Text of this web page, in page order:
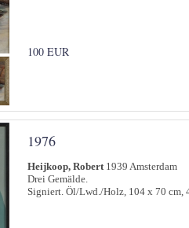
100 EUR
1976
Heijkoop, Robert1939 Amsterdam
Drei Gemälde.
Signiert. Öl/Lwd./Holz, 104 x 70 cm,